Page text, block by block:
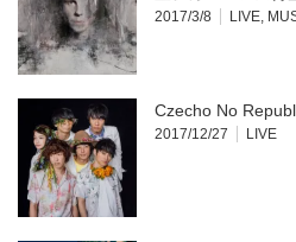
2017/3/8 LIVE,
Czecho No
2017/12/27 LIVE